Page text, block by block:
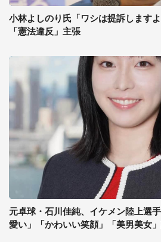
小林よしのり氏「ワシは提訴します
「憲法違反」主張
元卓球・石川佳純、イケメン陸上選
愛い」「かわいい笑顔」「美男美女